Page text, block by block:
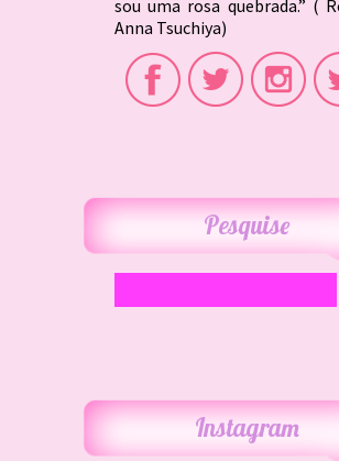
sou uma rosa quebrada.” (
Anna Tsuchiya)
Pesquise
Instagram